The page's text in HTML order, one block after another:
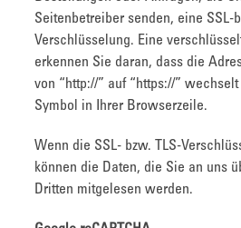
Seitenbetreiber senden, eine SSL-
Verschlüsselung. Eine
erkennen Sie daran, dass die
von “http://” auf “https://”
Symbol in Ihrer Browserzeile.
Wenn die SSL- bzw. TLS-
können die Daten, die Sie an uns
Dritten mitgelesen werden.